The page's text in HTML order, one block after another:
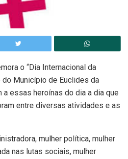
o “Dia Internacional da
do Município de Euclides da
a essas heroínas do dia a dia que
entre diversas atividades e as
mulher política, mulher
nas lutas sociais, mulher